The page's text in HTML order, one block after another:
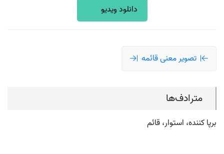
دانلود ویدیو
تصویر معنی قائمه
مترادف‌ها
برپا کننده، استوار، قائم